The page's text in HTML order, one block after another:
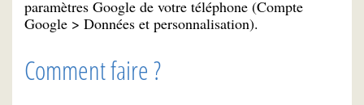
paramètres Google de votre téléphone (Compte
Google > Données et personnalisation).
Comment faire ?